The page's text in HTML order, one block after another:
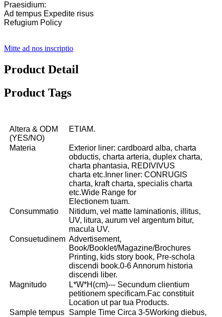
Praesidium:
Ad tempus Expedite risus
Refugium Policy
Mitte ad nos inscriptio
Product Detail
Product Tags
Altera & ODM
(YES/NO)
ETIAM.
Materia
Exterior liner: cardboard alba, charta
obductis, charta arteria, duplex charta,
charta phantasia, REDIVIVUS
charta etc.Inner liner: CONRUGIS
charta, kraft charta, specialis charta
etc.Wide Range for
Electionem tuam.
Consummatio
Nitidum, vel matte laminationis, illitus,
UV, litura, aurum vel argentum bitur,
macula UV.
Consuetudinem Advertisement,
Book/Booklet/Magazine/Brochures
Printing, kids story book, Pre-schola
discendi book.0-6 Annorum historia
discendi liber.
Magnitudo
L*W*H(cm)--- Secundum clientium
petitionem specificam.Fac constituit
Location ut par tua Products.
Sample tempus Sample Time Circa 3-5Working diebus,